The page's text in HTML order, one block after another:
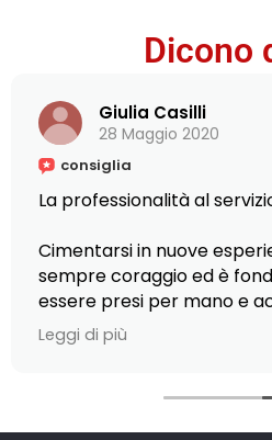
Dicono
Giulia Casilli
28 Maggio 2020
consiglia
La professionalità al
Cimentarsi in nuove
sempre coraggio ed è
essere presi per mano e
scoperta di piccole e
Ciò è stato possibile
in Editoria, scrittura e
gentilezza del personale
Leggi di più